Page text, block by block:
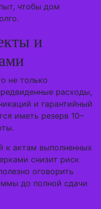
чтобы дом
и
не только
расходы,
и гарантийный
иметь резерв 10–
к актам выполненных
снизит риск
оговорить
до полной сдачи